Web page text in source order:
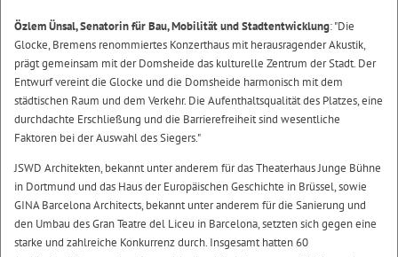
Özlem Ünsal, Senatorin für Bau, Mobilität und Stadtentwicklung: "Die
Glocke, Bremens renommiertes Konzerthaus mit herausragender Akustik,
prägt gemeinsam mit der Domsheide das kulturelle Zentrum der Stadt. Der
Entwurf vereint die Glocke und die Domsheide harmonisch mit dem
städtischen Raum und dem Verkehr. Die Aufenthaltsqualität des Platzes, eine
durchdachte Erschließung und die Barrierefreiheit sind wesentliche
Faktoren bei der Auswahl des Siegers."
JSWD Architekten, bekannt unter anderem für das Theaterhaus Junge Bühne
in Dortmund und das Haus der Europäischen Geschichte in Brüssel, sowie
GINA Barcelona Architects, bekannt unter anderem für die Sanierung und
den Umbau des Gran Teatre del Liceu in Barcelona, setzten sich gegen eine
starke und zahlreiche Konkurrenz durch. Insgesamt hatten 60